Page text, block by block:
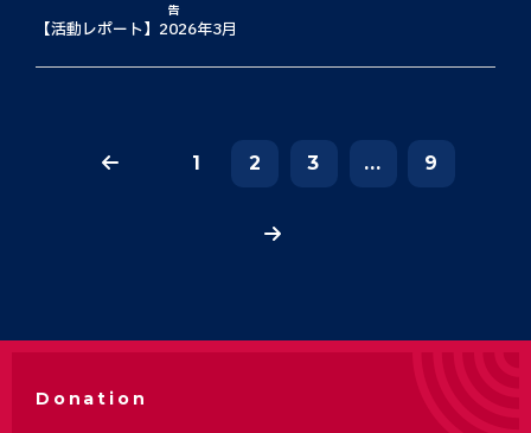
告
【活動レポート】2026年3月
1 2 3 ... 9
Donation